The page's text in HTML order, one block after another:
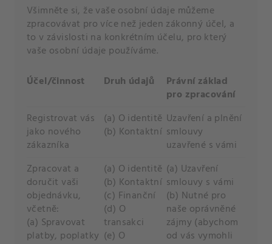
Všimněte si, že vaše osobní údaje můžeme
zpracovávat pro více než jeden zákonný účel, a
to v závislosti na konkrétním účelu, pro který
vaše osobní údaje používáme.
Účel/činnost
Druh údajů
Právní základ
pro zpracování
Registrovat vás
jako nového
zákazníka
(a) O identitě
(b) Kontaktní
Uzavření a plnění
smlouvy
uzavřené s vámi
Zpracovat a
doručit vaši
objednávku,
včetně:
(a) Spravovat
platby, poplatky
(a) O identitě
(b) Kontaktní
(c) Finanční
(d) O
transakci
(e) O
(a) Uzavření
smlouvy s vámi
(b) Nutné pro
naše oprávněné
zájmy (abychom
od vás vymohli